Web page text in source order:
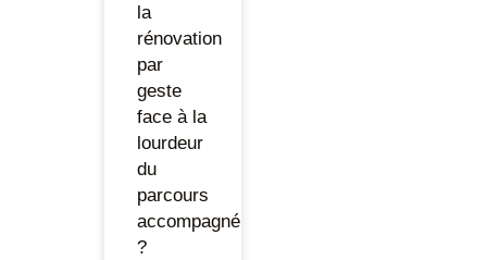
la
rénovation
par
geste
face à la
lourdeur
du
parcours
accompagné
?